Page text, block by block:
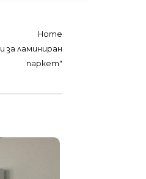
Home
за ламиниран
паркет"